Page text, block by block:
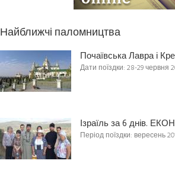
Найближчі паломництва
Почаївська Лавра і
Дати поїздки: 28-29 червня
Ізраїль за 6 днів.
Період поїздки: вересень